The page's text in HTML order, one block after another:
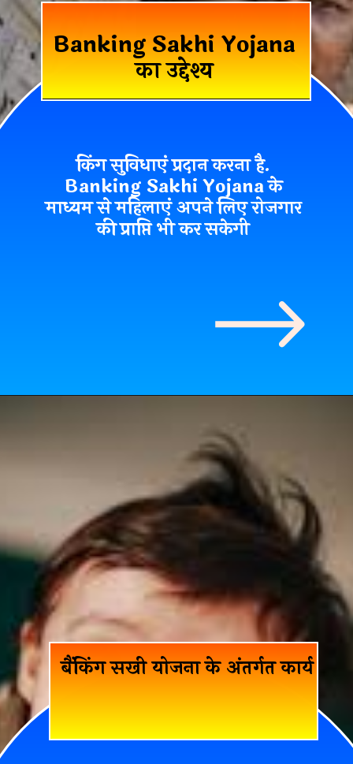
Banking Sakhi Yojana
का उद्देश्य
किंग सुविधाएं प्रदान करनाहै.
Banking Sakhi Yojanaके
माध्यम से महिलाएं अपने लिएरोजगार
की प्राप्तिभी कर सकेगी
बैंकिंग सखी योजना के अंतर्गत कार्य